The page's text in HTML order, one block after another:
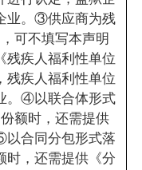
业。③供应商为残
可不填写本声明
残疾人福利性单位
残疾人福利性单位
。④以联合体形式
额时，还需提供
以合同分包形式落
时，还需提供《分